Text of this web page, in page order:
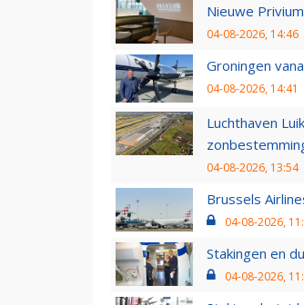
Nieuwe
04-08-2026, 14:46
Groningen
04-08-2026, 14:41
Luchthaven
04-08-2026, 13:54
Brussels
04-08-2026,
Stakingen en
04-08-2026,